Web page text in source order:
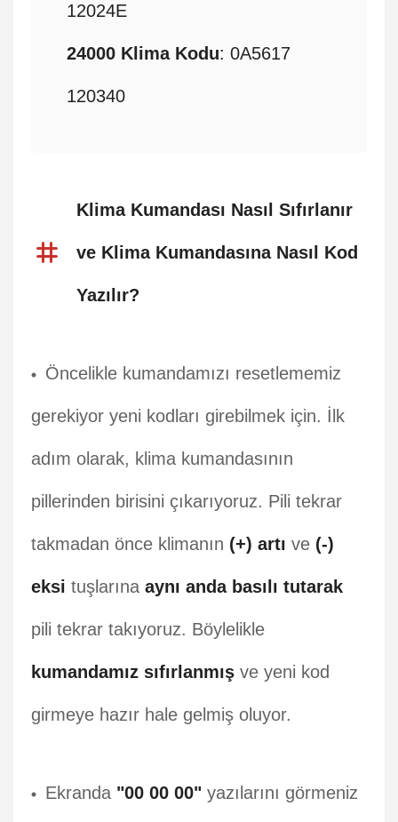
12024E
24000 Klima Kodu: 0A5617
120340
Klima Kumandası Nasıl Sıfırlanır
ve Klima Kumandasına Nasıl Kod
Yazılır?
Öncelikle kumandamızı resetlememiz
gerekiyor yeni kodları girebilmek için. İlk
adım olarak, klima kumandasının
pillerinden birisini çıkarıyoruz. Pili tekrar
takmadan önce klimanın (+) artı ve (-)
eksi tuşlarına aynı anda basılı tutarak
pili tekrar takıyoruz. Böylelikle
kumandamız sıfırlanmış ve yeni kod
girmeye hazır hale gelmiş oluyor.
Ekranda "00 00 00" yazılarını görmeniz